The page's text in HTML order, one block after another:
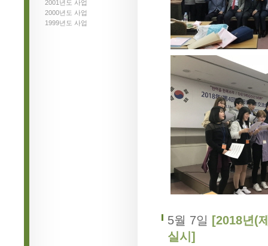
2001년도 사업
2000년도 사업
1999년도 사업
5월 7일 [2018년(
실시]